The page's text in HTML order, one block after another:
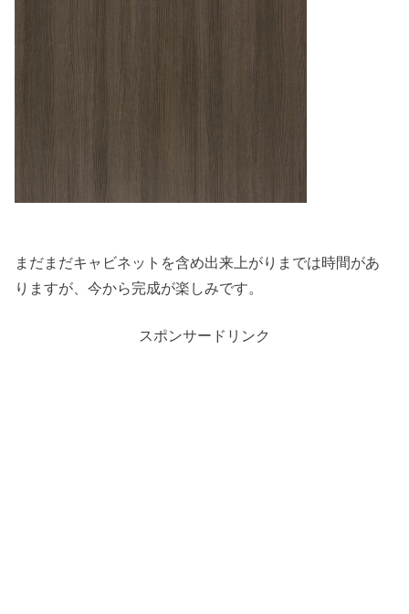
まだまだキャビネットを含め出来上がりまでは時間があ
りますが、今から完成が楽しみです。
スポンサードリンク